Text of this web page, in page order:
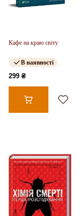
Кафе на краю світу
В наявності
299 ₴